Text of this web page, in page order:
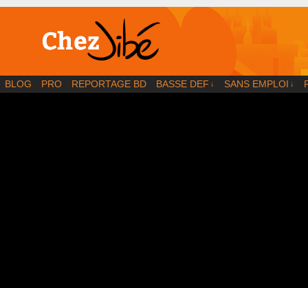
BD | Illustration | Blog
BLOG PRO REPORTAGE BD BASSE DEF ↓ SANS EMPLOI ↓